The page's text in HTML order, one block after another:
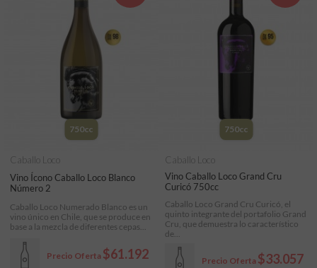
750cc
Vino Ícono Caballo Loco Blanco
Número 2
Precio Oferta $61.192
Caballo Loco
Caballo Loco Numerado Blanco es un
vino único en Chile, que se produce en
base a la mezcla de diferentes cepas...
750cc
Vino Caballo Loco Grand Cru
Curicó 750cc
Precio Oferta $33.057
Caballo Loco
Caballo Loco Grand Cru Curicó, el
quinto integrante del portafolio Grand
Cru, que demuestra lo característico
de...